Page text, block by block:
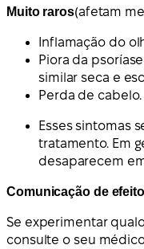
Muito raros(afetam
Inflamação do
Piora da
similar seca e
Perda de cabelo.
Esses sintomas
tratamento. Em
desaparecem
Comunicação de
Se experimentar
consulte o seu